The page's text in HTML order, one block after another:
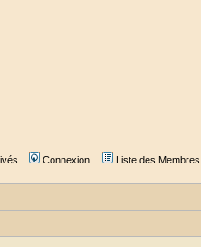
Connexion Liste des Membres